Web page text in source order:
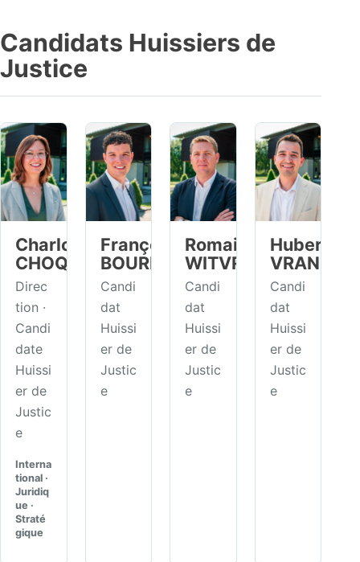
Candidats Huissiers de
Justice
Charlotte
CHOQUET
Direc
tion ·
Candi
date
Huissi
er de
Justic
e
Interna
tional ·
Juridiq
ue ·
Straté
gique
François
BOURDOUXHE
Candi
dat
Huissi
er de
Justic
e
Romain
WITVROUW
Candi
dat
Huissi
er de
Justic
e
Hubert
VRANCKX
Candi
dat
Huissi
er de
Justic
e